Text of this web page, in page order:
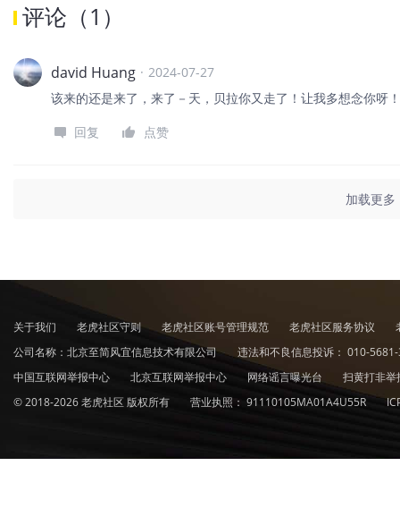
评论 （1 ）
david Huang · 2024-07-27
该来的还是来了，来了－天，贝拉你又走了！让我多想念你呀！
回复
点赞
加载更多
关于我们 老虎社区守则 老虎社区账号管理规范 老虎社区服务协议
公司名称：北京至简风宜信息技术有限公司
违法和不良信息投诉： 010-
中国互联网举报中心
北京互联网举报中心 网络谣言曝光台
扫黄打非
© 2018-2026 老虎社区 版权所有
营业执照： 91110105MA01A4U55R